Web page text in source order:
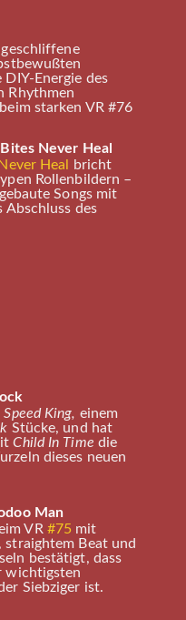
Speed King, einem
Stücke, und hat
Child In Time die
dieses neuen
Man
VR #75 mit
Beat und
bestätigt, dass
wichtigsten
Siebziger ist.
DIY-Energie des
Rhythmen
starken VR #76
Never Heal
Heal
bricht
Rollenbildern –
Songs mit
Abschluss des